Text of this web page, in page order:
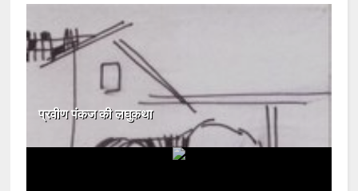
प्रवीण पंकज की लघुकथा